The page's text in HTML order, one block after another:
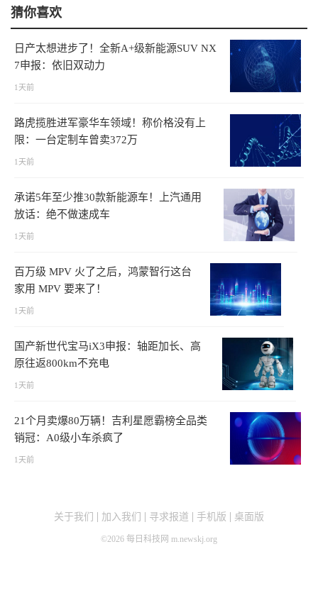
猜你喜欢
日产太想进步了！全新A+级新能源SUV NX
7申报：依旧双动力
1天前
路虎揽胜进军豪华车领域！称价格没有上
限：一台定制车曾卖372万
1天前
承诺5年至少推30款新能源车！上汽通用
放话：绝不做速成车
1天前
百万级 MPV 火了之后，鸿蒙智行这台
家用 MPV 要来了！
1天前
国产新世代宝马iX3申报：轴距加长、高
原往返800km不充电
1天前
21个月卖爆80万辆！吉利星愿霸榜全品类
销冠：A0级小车杀疯了
1天前
关于我们 加入我们 寻求报道 手机版 桌面版
©2026 每日科技网 m.newskj.org